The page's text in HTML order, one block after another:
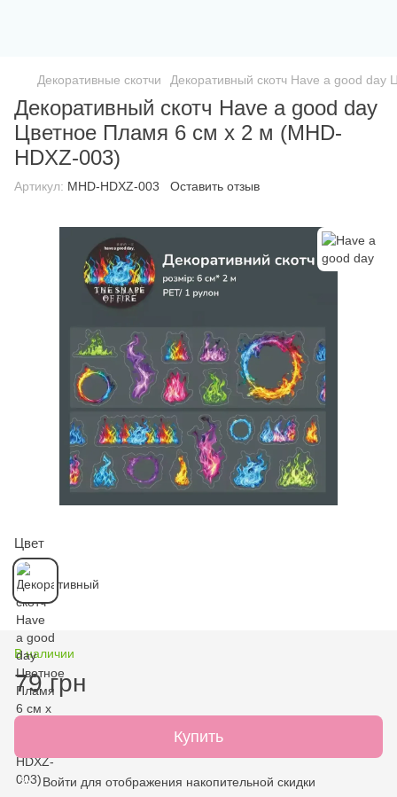
Декоративные скотчи Декоративный скотч Have a good
Декоративный скотч Have a good day
Цветное Пламя 6 см x 2 м (MHD-
HDXZ-003)
Артикул: MHD-HDXZ-003 Оставить отзыв
Цвет
В наличии
79 грн
Купить
% Войти для отображения накопительной скидки